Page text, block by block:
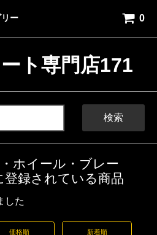
ー 0
検索
ホイール・ブレー
録されている商品
した
価格順 新着順